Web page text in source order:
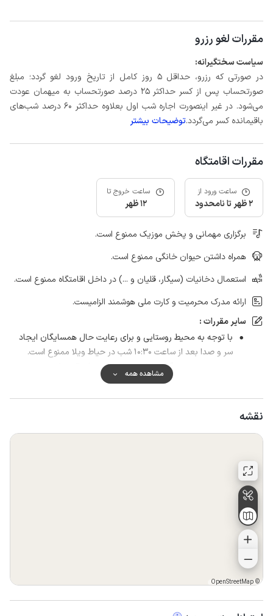
مقررات لغو رزرو
سیاست سختگیرانه:
در صورتی که رزرو، حداقل 5 روز کامل از تاریخ ورود لغو گردد؛ مبلغ
صورتحساب پس از کسر حداکثر 25 درصد صورتحساب به میهمان عودت
می‌شود. در غیر اینصورت اجاره شب اول بعلاوه حداکثر 60 درصد شب‌های
باقیمانده کسر می‌گردد.توضیحات بیشتر
مقررات اقامتگاه
ساعت ورود از
2 ظهر تا نامحدود
ساعت خروج تا
12 ظهر
برگزاری مهمانی و پخش موزیک ممنوع است.
همراه داشتن حیوان خانگی ممنوع است.
استعمال دخانیات (سیگار، قلیان و ...) در داخل اقامتگاه ممنوع است.
ارائه مدرک محرمیت و کارت ملی هوشمند الزامیست.
سایر مقررات :
با توجه به محیط روستایی و برای رعایت حال همسایگان ایجاد
سر و صدا بعد از ساعت ۱۰:۳۰ شب در حیاط ویلا ممنوع است.
در صورت بروز هر گونه خرابی و خسارت به اموال ویلا، هزینه ی
برای جبران خسارت دریافت می گردد.
از پذیرش افراد بیش از تعداد ذکر شده در سند رزرو ممنوع می
مشاهده همه
نقشه
©
OpenStreetMap